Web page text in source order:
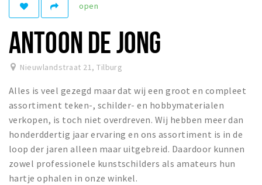
Parkeren
Bezienswaardigheden
Musea, theaters & podia
Uitjes & activiteiten
Natuurgebieden
Andere City Apps
Inloggen
open
ANTOON DE JONG
Nieuwlandstraat 21,Tilburg
Alles is veel gezegd maar dat wij een groot en compleet
assortiment teken-, schilder- en hobbymaterialen
verkopen, is toch niet overdreven. Wij hebben meer dan
honderddertig jaar ervaring en ons assortiment is in de
loop der jaren alleen maar uitgebreid. Daardoor kunnen
zowel professionele kunstschilders als amateurs hun
hartje ophalen in onze winkel.